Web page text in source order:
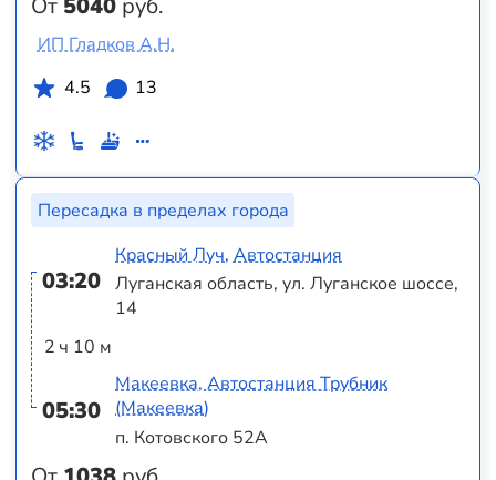
ИП Гладков А.Н.
4.5
13
Пересадка в пределах города
03:20
2 ч 10 м
05:30
Красный Луч, Автостанция
Луганская область, ул. Луганское шоссе,
14
Макеевка, Автостанция Трубник
(Макеевка)
п. Котовского 52А